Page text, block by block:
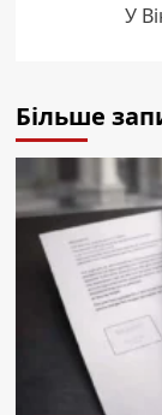
У
Більше